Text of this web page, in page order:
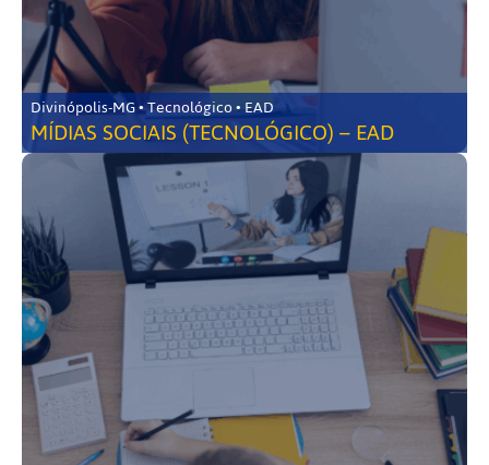
Divinópolis-MG • Tecnológico • EAD
MÍDIAS SOCIAIS (TECNOLÓGICO) – EAD